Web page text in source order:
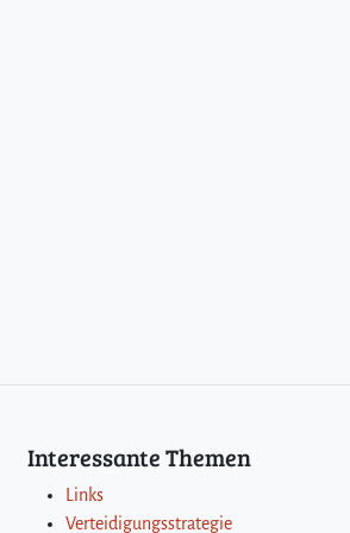
Interessante Themen
Links
Verteidigungsstrategie